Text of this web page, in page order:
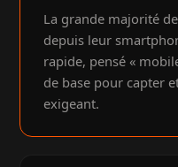
La grande majorité
depuis leur
rapide, pensé «
de base pour capter
exigeant.